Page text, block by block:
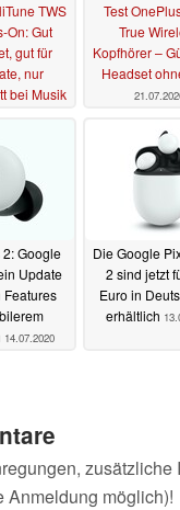
TWS
On: Gut
gut für
nur
bei Musik
Test
True
Kopfhörer –
Headset
Google
Update
Features
14.07.2020
Die Google
2 sind jetzt
Euro in
erhältlich
Anmeldung möglich)!